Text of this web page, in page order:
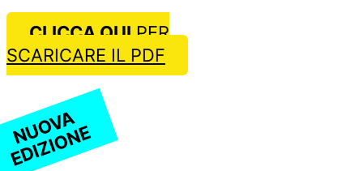
CLICCA QUI PER
SCARICARE IL PDF
NUOVA
EDIZIONE